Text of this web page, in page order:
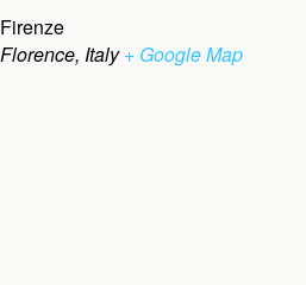
Firenze
Florence, Italy + Google Map